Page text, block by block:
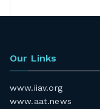
Our Links
www.iiav.org
www.aat.news